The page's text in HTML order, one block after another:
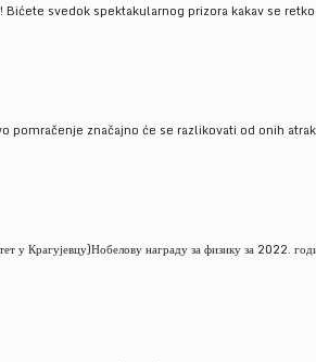
svedok spektakularnog prizora kakav se
pomračenje značajno će se razlikovati od onih
награду за физику за 2022.